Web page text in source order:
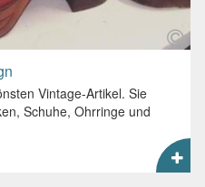
Vintage-Artikel. Sie
Schuhe, Ohrringe und